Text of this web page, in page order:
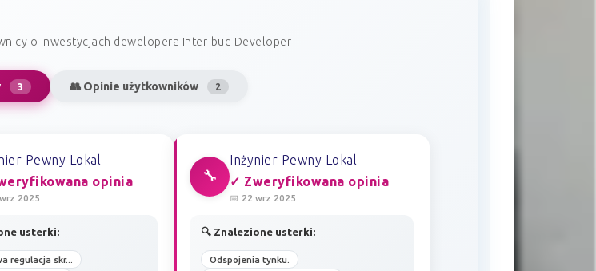
o inwestycjach dewelopera Inter-bud Developer
3 👥 Opinie użytkowników 2
Pewny Lokal
opinia
2025
usterki:
regulacja skr...
🔧
Inżynier Pewny Lokal
✓ Zweryfikowana opinia
📅 22 wrz 2025
🔍 Znalezione usterki:
Odspojenia tynku.